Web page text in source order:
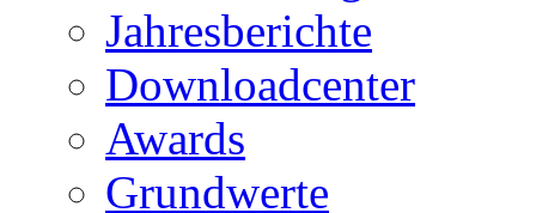
Jahresberichte
Downloadcenter
Awards
Grundwerte